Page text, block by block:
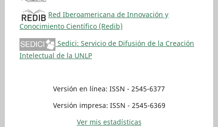
Red Iberoamericana de Innovación y
Conocimiento Científico (Redib)
Sedici: Servicio de Difusión de la Creación
Intelectual de la UNLP
Versión en línea: ISSN - 2545-6377
Versión impresa: ISSN - 2545-6369
Ver mis estadísticas